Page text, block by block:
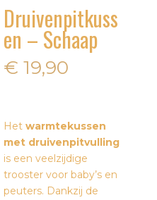
Druivenpitkuss
en – Schaap
€ 19,90
Hetwarmtekussen
met druivenpitvulling
is een veelzijdige
trooster voor baby’s en
peuters. Dankzij de